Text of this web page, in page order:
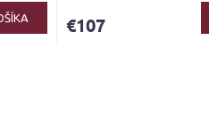
€107